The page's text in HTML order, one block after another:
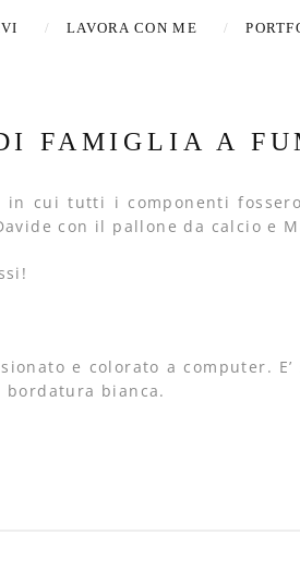
LAVORA CON ME
FAMIGLIA A
cui tutti i componenti
con il pallone da calcio e
e colorato a computer.
bordatura bianca.